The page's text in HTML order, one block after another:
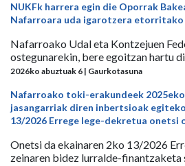
NUKFk harrera egin die Oporrak
Nafarroara uda igarotzera etorritako
Nafarroako Udal eta Kontzejuen
ostegunarekin, bere egoitzan hartu
2026ko abuztuak 6 | Gaurkotasuna
Nafarroako toki-erakundeek
jasangarriak diren inbertsioak
13/2026 Errege lege-dekretua onetsi
Onetsi da ekainaren 2ko 13/2026
zeinaren bidez lurralde-finantzaketa